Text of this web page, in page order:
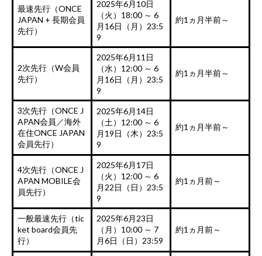
最速先行（ONCE
JAPAN + 長期会員
先行）
2025年6月10日
（火）18:00 ～ 6
月16日（月）23:5
9
約1ヵ月半前～
2次先行（W会員
先行）
2025年6月11日
（水）12:00 ～ 6
月16日（月）23:5
9
約1ヵ月半前～
3次先行（ONCE J
APAN会員／海外
在住ONCE JAPAN
会員先行）
2025年6月14日
（土）12:00 ～ 6
月19日（木）23:5
9
約1ヵ月半前～
4次先行（ONCE J
APAN MOBILE会
員先行）
2025年6月17日
（火）12:00 ～ 6
月22日（日）23:5
9
約1ヵ月前～
一般最速先行（tic
ket board会員先
行）
2025年6月23日
（月）10:00 ～ 7
月6日（日）23:59
約1ヵ月前～